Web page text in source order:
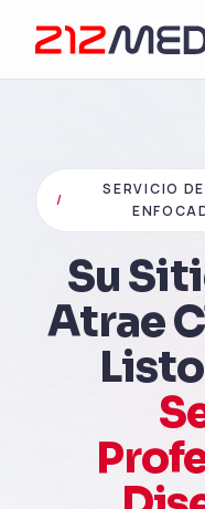
/
SERVICIO
Su
Atrae